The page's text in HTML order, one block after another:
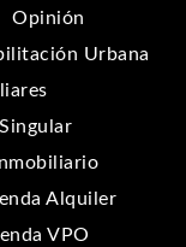
Opinión
Urbana
Singular
Alquiler
VPO